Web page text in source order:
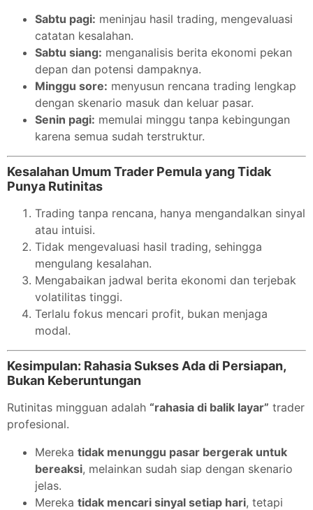
Sabtu pagi: meninjau hasil trading, mengevaluasi
catatan kesalahan.
Sabtu siang: menganalisis berita ekonomi pekan
depan dan potensi dampaknya.
Minggu sore: menyusun rencana trading lengkap
dengan skenario masuk dan keluar pasar.
Senin pagi: memulai minggu tanpa kebingungan
karena semua sudah terstruktur.
Kesalahan Umum Trader Pemula yang Tidak
Punya Rutinitas
Trading tanpa rencana, hanya mengandalkan sinyal
atau intuisi.
Tidak mengevaluasi hasil trading, sehingga
mengulang kesalahan.
Mengabaikan jadwal berita ekonomi dan terjebak
volatilitas tinggi.
Terlalu fokus mencari profit, bukan menjaga
modal.
Kesimpulan: Rahasia Sukses Ada di Persiapan,
Bukan Keberuntungan
Rutinitas mingguan adalah “rahasia di balik layar” trader
profesional.
Mereka tidak menunggu pasar bergerak untuk
bereaksi, melainkan sudah siap dengan skenario
jelas.
Mereka tidak mencari sinyal setiap hari, tetapi